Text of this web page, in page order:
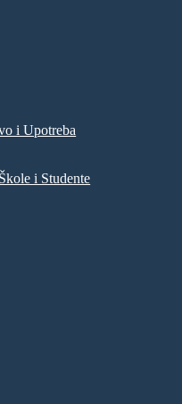
i Upotreba
i Studente